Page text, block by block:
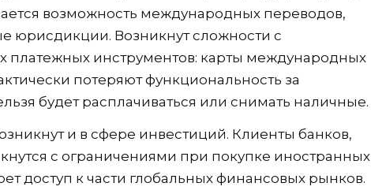
возможность международных переводов,
юрисдикции. Возникнут сложности с
платежных инструментов: карты международных
потеряют функциональность за
будет расплачиваться или снимать наличные.
и в сфере инвестиций. Клиенты банков,
с ограничениями при покупке иностранных
доступ к части глобальных финансовых рынков.